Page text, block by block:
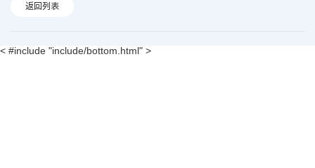
返回列表
< #include "include/bottom.html" >